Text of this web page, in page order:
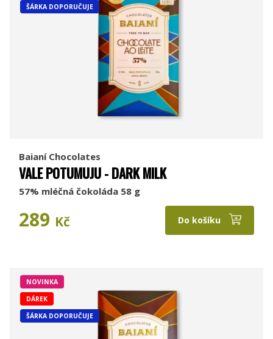
ŠÁRKA DOPORUČUJE
Baianí Chocolates
VALE POTUMUJU - DARK MILK
57% mléčná čokoláda 58 g
289 Kč Do košíku
NOVINKA
DÁREK
ŠÁRKA DOPORUČUJE